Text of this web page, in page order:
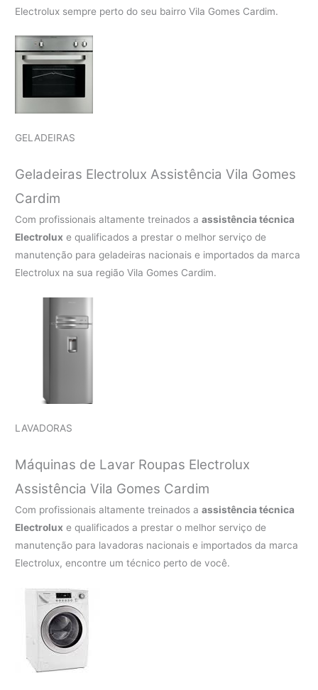
Electrolux sempre perto do seu bairro Vila Gomes Cardim.
GELADEIRAS
Geladeiras Electrolux Assistência Vila Gomes
Cardim
Com profissionais altamente treinados aassistência técnica
Electrolux e qualificados a prestar o melhor serviço de
manutenção para geladeiras nacionais e importados da marca
Electrolux na sua região Vila Gomes Cardim.
LAVADORAS
Máquinas de Lavar Roupas Electrolux
Assistência Vila Gomes Cardim
Com profissionais altamente treinados aassistência técnica
Electrolux e qualificados a prestar o melhor serviço de
manutenção para lavadoras nacionais e importados da marca
Electrolux, encontre um técnico perto de você.